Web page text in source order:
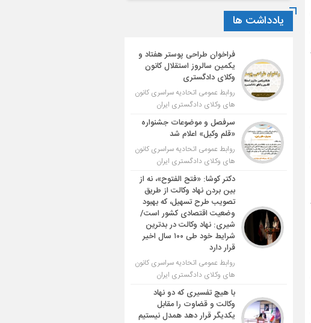
یادداشت ها
فراخوان طراحی پوستر هفتاد و
یکمین سالروز استقلال کانون
وکلای دادگستری
روابط عمومی اتحادیه سراسری کانون
های وکلای دادگستری ایران
سرفصل و موضوعات جشنواره
«قلم وکیل» اعلام شد
روابط عمومی اتحادیه سراسری کانون
های وکلای دادگستری ایران
دکتر کوشا: «فتح الفتوح»، نه از
بین بردن نهاد وکالت از طریق
تصویب طرح تسهیل، که بهبود
وضعیت اقتصادی کشور است/
شیری: نهاد وکالت در بدترین
شرایط خود طی ۱۰۰ سال اخیر
قرار دارد
روابط عمومی اتحادیه سراسری کانون
های وکلای دادگستری ایران
با هیچ تفسیری که دو نهاد
وکالت و قضاوت را مقابل
یکدیگر قرار دهد همدل نیستیم